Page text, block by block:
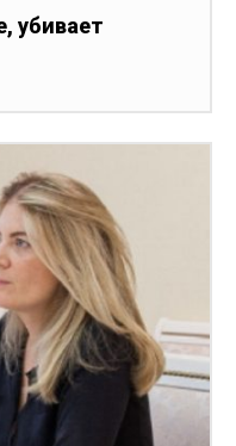
убивает